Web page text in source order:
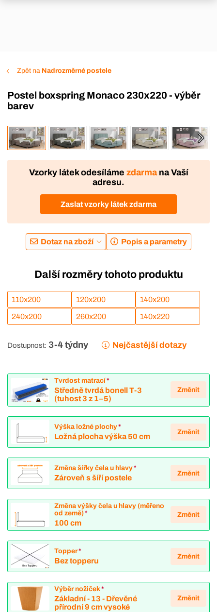
Zpět na Nadrozměrné postele
Postel boxspring Monaco 230x220 - výběr
barev
VÝROBA
DOPRAVA ZDARMA
Vzorky látek odesíláme zdarmana Vaší
adresu.
Zaslat vzorky látek zdarma
Dotaz na zboží Popis a parametry
Další rozměry tohoto produktu
110x200 120x200 140x200
240x200 260x200 140x220
Dostupnost: 3-4 týdny Nejčastější dotazy
Tvrdost matrací*
Středně tvrdá bonell T-3
(tuhost 3 z 1–5)
Změnit
Výška ložné plochy*
Ložná plocha výška 50 cm
Změnit
Změna šířky čela u hlavy*
Zároveň s šíří postele
Změnit
Změna výšky čela u hlavy (měřeno
od země)*
100 cm
Změnit
Topper*
Bez topperu
Změnit
Výběr nožiček*
Základní - 13 - Dřevěné
přírodní 9 cm vysoké
Změnit